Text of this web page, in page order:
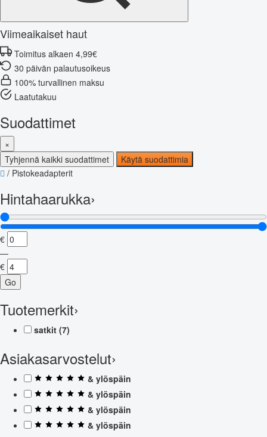
Viimeaikaiset haut
Toimitus alkaen 4,99€
30 päivän palautusoikeus
100% turvallinen maksu
Laatutakuu
Suodattimet
×
Tyhjennä kaikki suodattimet
Käytä suodattimia
/ Pistokeadapterit
Hintahaarukka›
€
—
€
Go
Tuotemerkit›
satkit (7)
Asiakasarvostelut›
& ylöspäin
& ylöspäin
& ylöspäin
& ylöspäin